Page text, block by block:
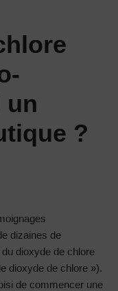
un
?
dizaines de
dioxyde de chlore
dioxyde de chlore »).
de commencer une